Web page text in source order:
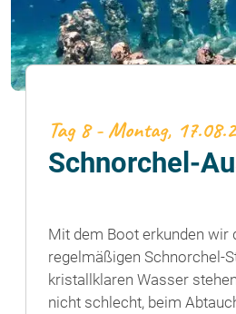
Tag 8 - Montag,
Schnorchel-
Mit dem Boot erkunden wir
regelmäßigen Schnorchel-
kristallklaren Wasser
nicht schlecht, beim